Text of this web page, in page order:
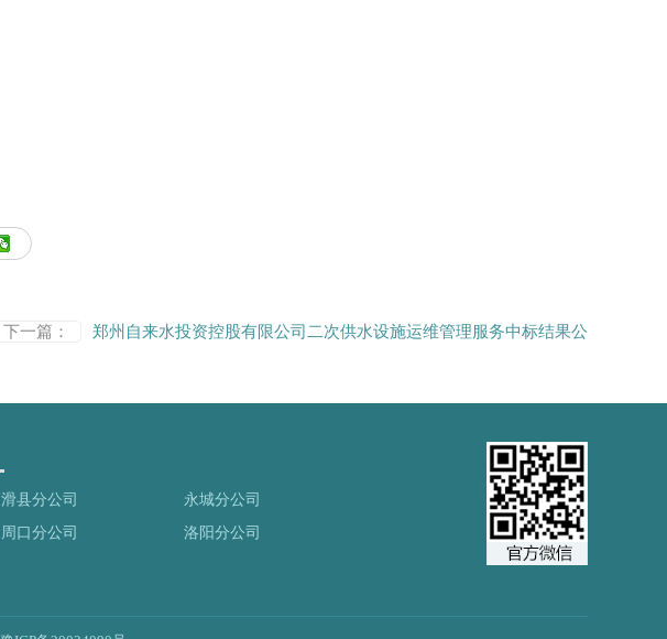
下一篇： 郑州自来水投资控股有限公司二次供水设施运维管理服务中标结果公
滑县分公司
永城分公司
周口分公司 洛阳分公司